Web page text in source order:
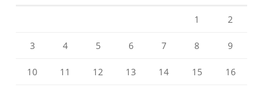
1 2
3 4 5 6 7 8 9
10 11 12 13 14 15 16